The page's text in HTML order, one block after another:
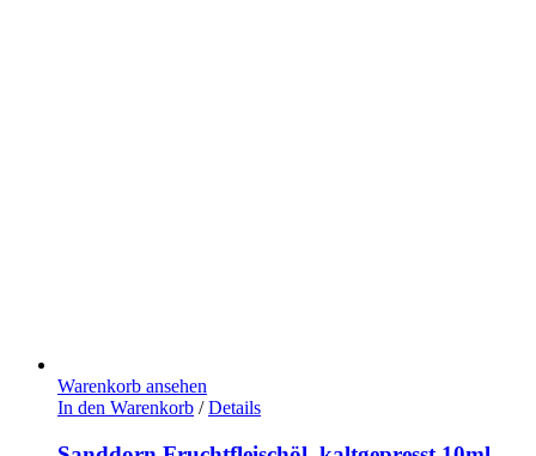
Warenkorb ansehen
In den Warenkorb / Details